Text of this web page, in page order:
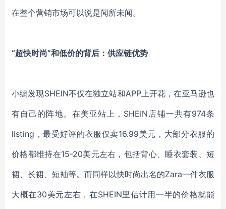
在整个营销市场可以说是闻所未闻。
“超快时尚”和低价的背后：供应链优势
小编发现SHEIN不仅在独立站和APP上开花，在亚马逊也
有自己的阵地。在美亚站上，SHEIN店铺一共有974条
listing，最受好评的衣服仅卖16.99美元，大部分衣服的
价格都维持在15-20美元左右，包括背心、睡衣套装、短
裙、长裙、短袖等。而同样以快时尚出名的Zara一件衣服
大概在30美元左右，在SHEIN里估计用一半的价格就能